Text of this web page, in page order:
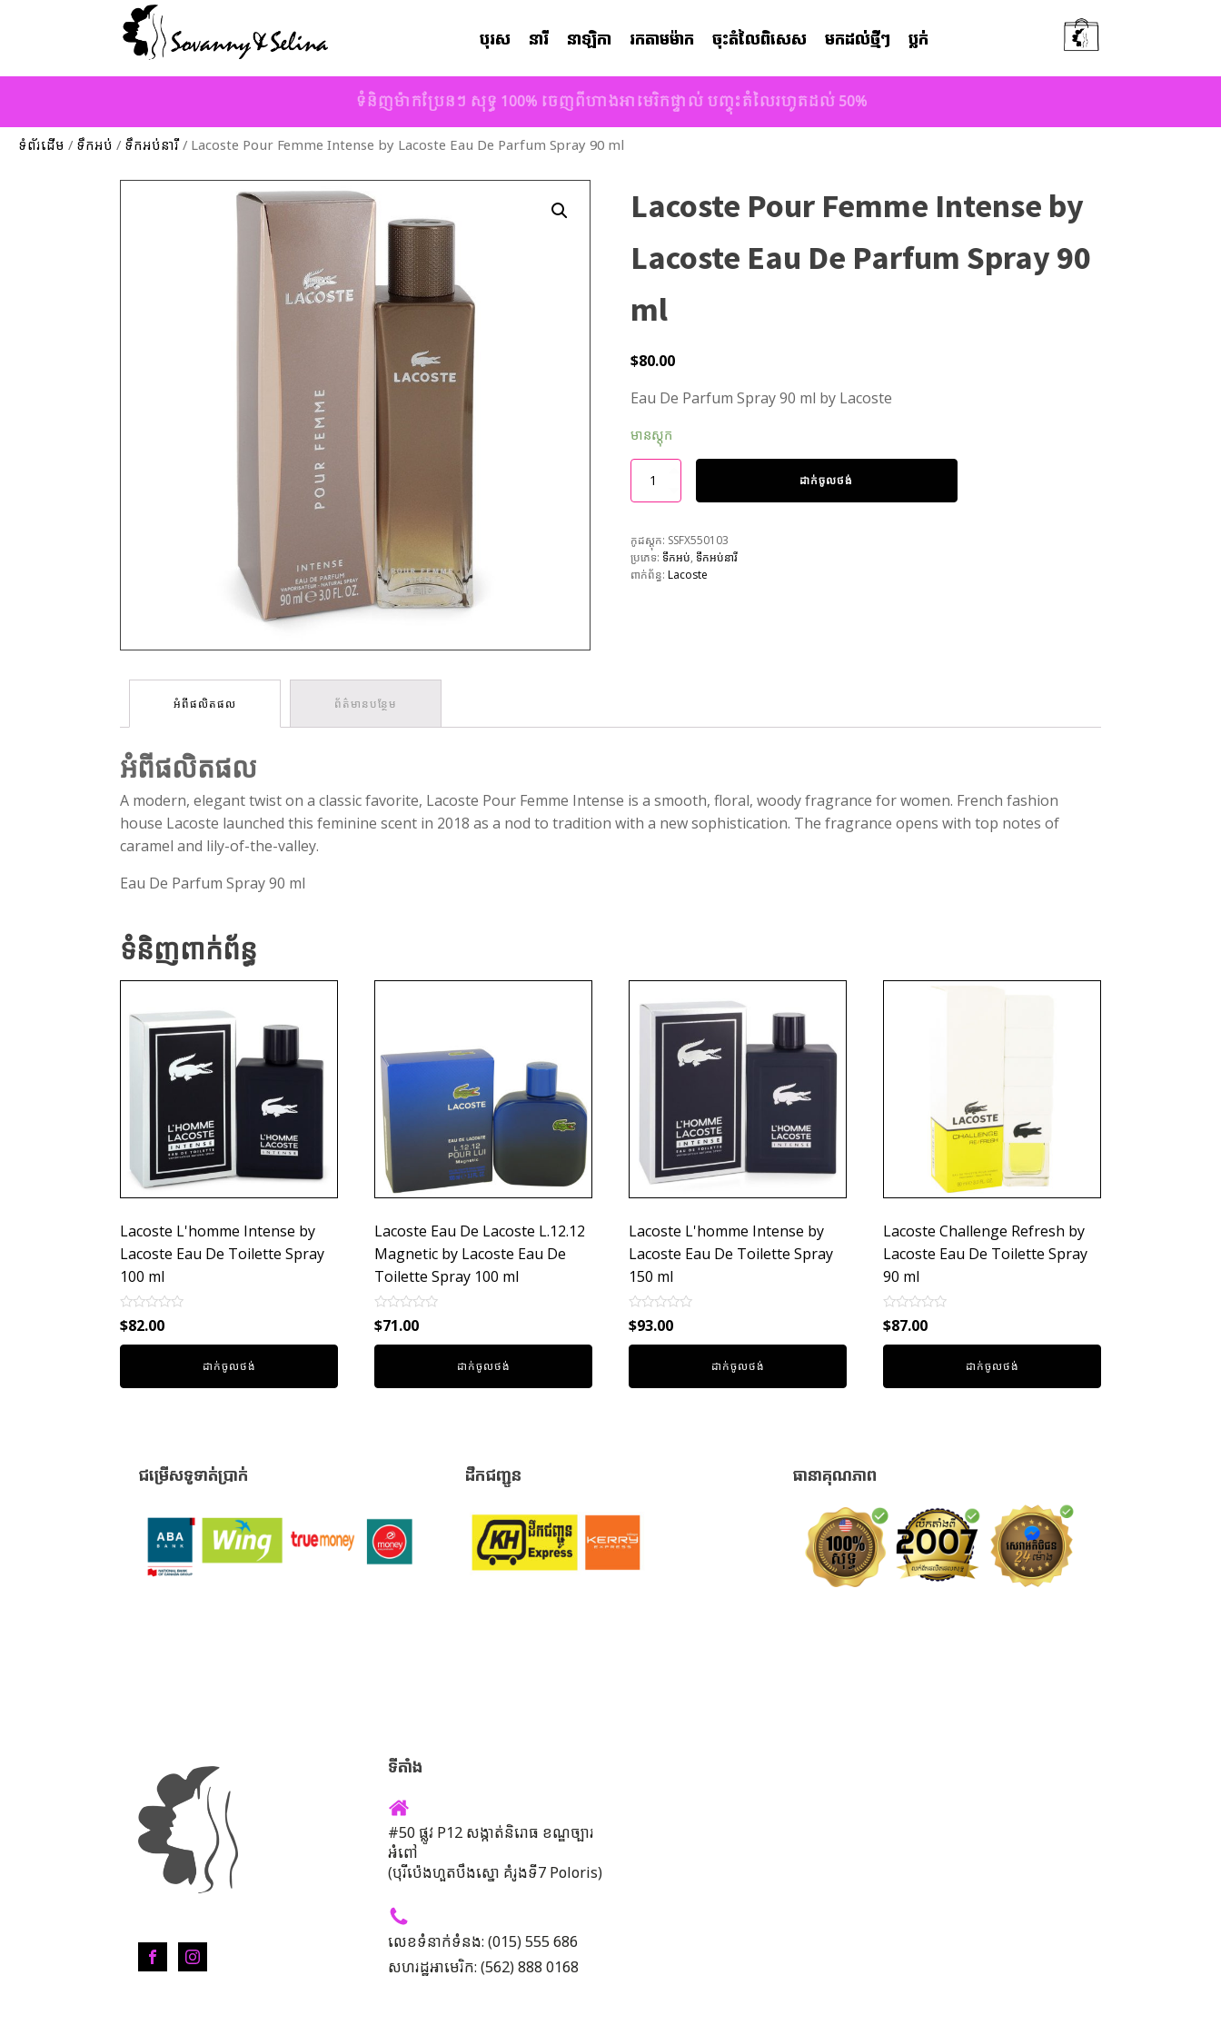
បុរស នារី នាឡិកា រកតាមម៉ាក ចុះតំលៃពិសេស មកដល់ថ្មីៗ ប្លក់
ទំនិញម៉ាកប្រែនៗ សុទ្ធ 100% ចេញពីហាងអាមេរិកផ្ទាល់ បញ្ចុះតំលៃរហូតដល់ 50%
ទំព័រដើម / ទឹកអប់ / ទឹកអប់នារី/ Lacoste Pour Femme Intense by Lacoste Eau De Parfum Spray 90 ml
Lacoste Pour Femme Intense by
Lacoste Eau De Parfum Spray 90
ml
$80.00
Eau De Parfum Spray 90 ml by Lacoste
មានស្តុក
ដាក់ចូលថង់
កូដស្តុក: SSFX550103
ប្រភេទ: ទឹកអប់, ទឹកអប់នារី
ពាក់ព័ន្ធ: Lacoste
អំពីផលិតផល ព័ត៌មានបន្ថែម
អំពីផលិតផល
A modern, elegant twist on a classic favorite, Lacoste Pour Femme Intense is a smooth, floral, woody fragrance for women. French fashion
house Lacoste launched this feminine scent in 2018 as a nod to tradition with a new sophistication. The fragrance opens with top notes of
caramel and lily-of-the-valley.
Eau De Parfum Spray 90 ml
ទំនិញពាក់ព័ន្ធ
Lacoste L'homme Intense by
Lacoste Eau De Toilette Spray
100 ml
Rated
0
out
$82.00
ដាក់ចូលថង់
Lacoste Eau De Lacoste L.12.12
Magnetic by Lacoste Eau De
Toilette Spray 100 ml
Rated
0
out
$71.00
ដាក់ចូលថង់
Lacoste L'homme Intense by
Lacoste Eau De Toilette Spray
150 ml
Rated
0
out
$93.00
ដាក់ចូលថង់
Lacoste Challenge Refresh by
Lacoste Eau De Toilette Spray
90 ml
Rated
0
out
$87.00
ដាក់ចូលថង់
ជម្រើសទូទាត់ប្រាក់ ដឹកជញ្ជូន ធានាគុណភាព
ទីតាំង
#50 ផ្លូវ P12 សង្កាត់និរោធ ខណ្ឌច្បារ
អំពៅ
(បុរីប៉េងហួតបឹងស្នោ គំរូងទី7 Poloris)
លេខទំនាក់ទំនង: (015) 555 686
សហរដ្ឋអាមេរិក: (562) 888 0168